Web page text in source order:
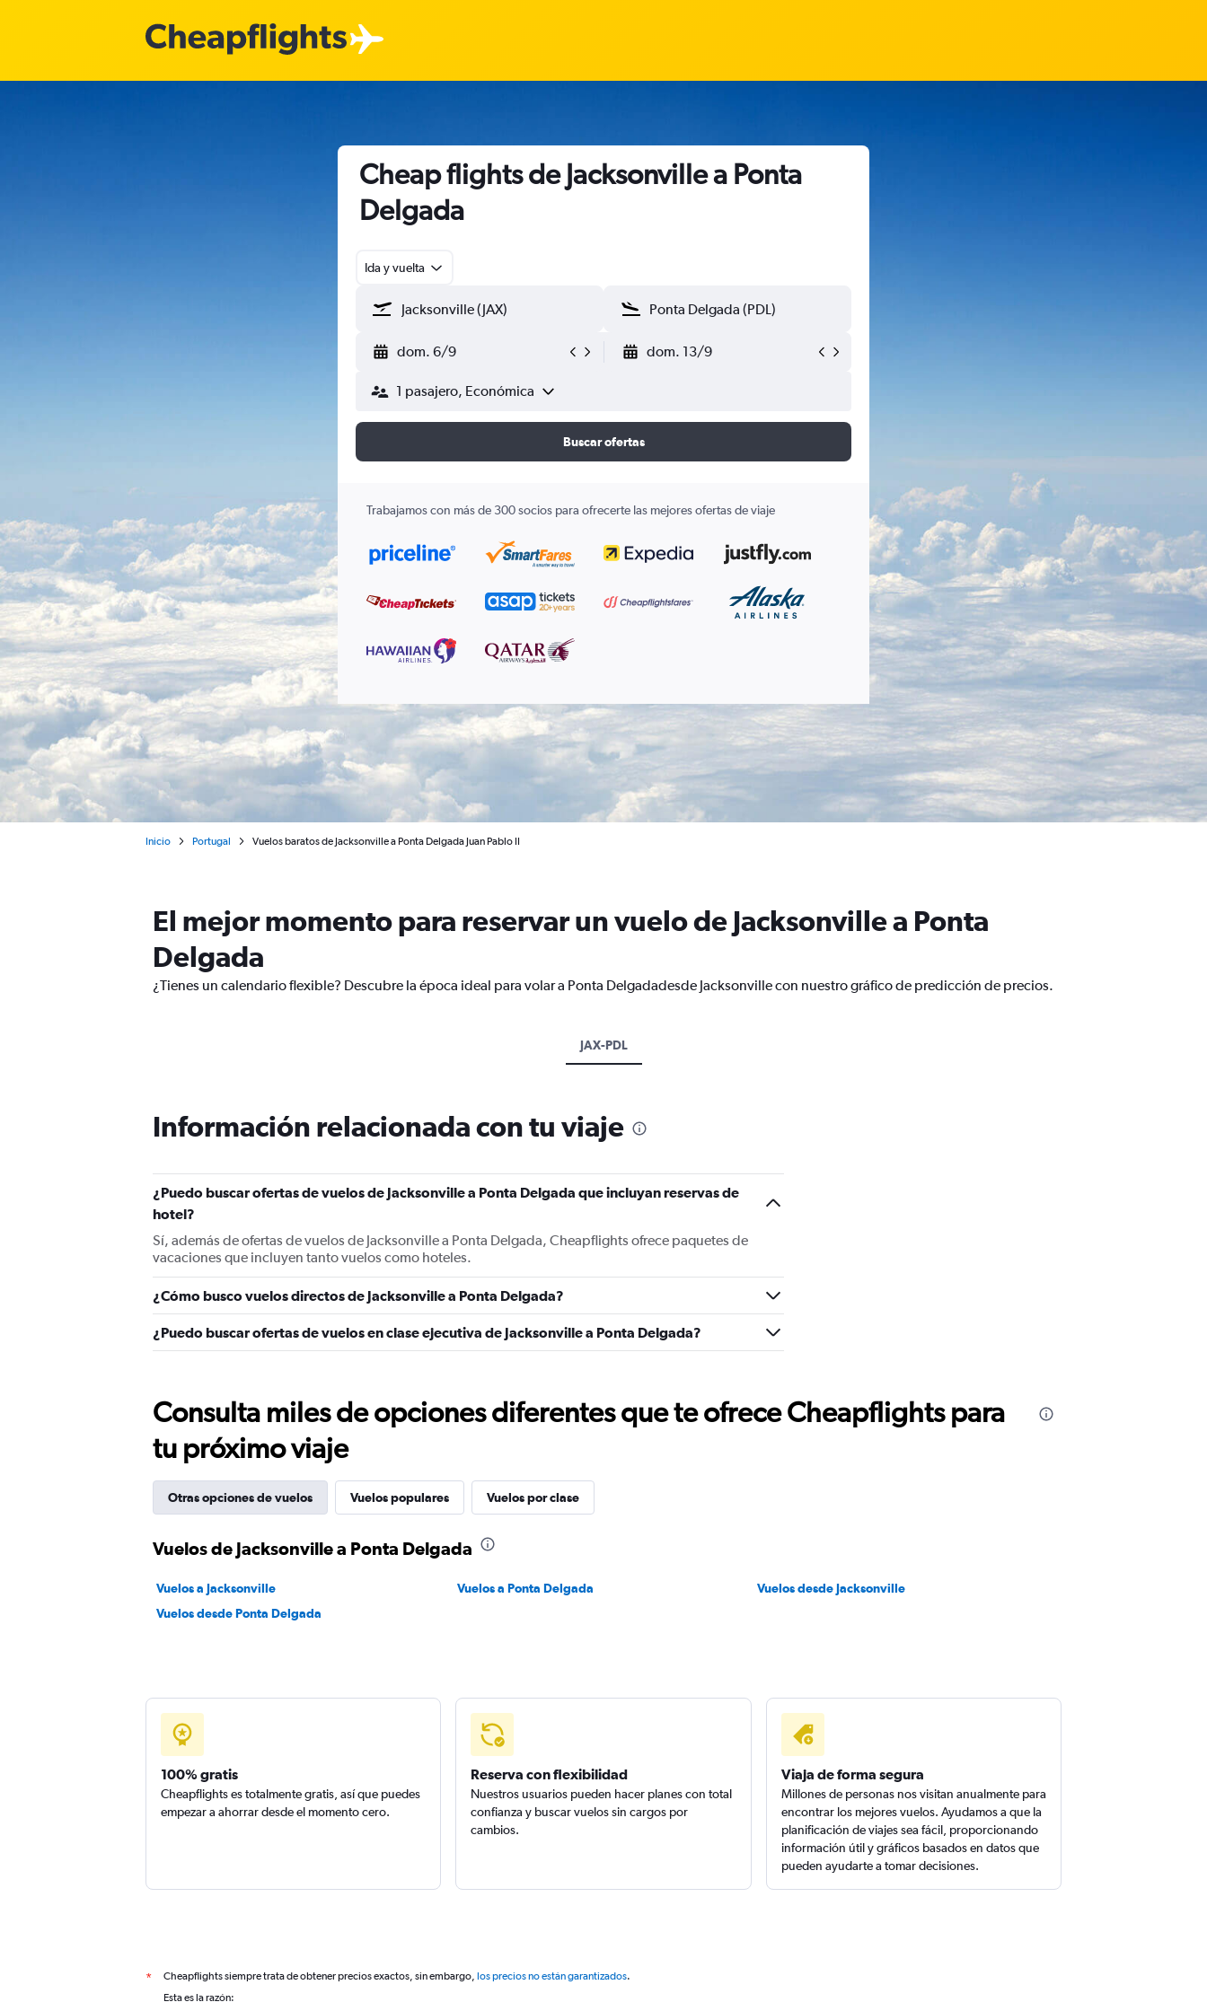
Cheap flights de Jacksonville a Ponta
Delgada
Ida y vuelta
dom. 6/9 dom. 13/9
1 pasajero, Económica
Buscar ofertas
Trabajamos con más de 300 socios para ofrecerte las mejores ofertas de viaje
Inicio Portugal Vuelos baratos de Jacksonville a Ponta Delgada Juan Pablo II
El mejor momento para reservar un vuelo de Jacksonville a Ponta
Delgada
¿Tienes un calendario flexible? Descubre la época ideal para volar a Ponta Delgadadesde Jacksonville con nuestro gráfico de predicción de precios.
JAX-PDL
Información relacionada con tu viaje
¿Puedo buscar ofertas de vuelos de Jacksonville a Ponta Delgada que incluyan reservas de
hotel?
Sí, además de ofertas de vuelos de Jacksonville a Ponta Delgada, Cheapflights ofrece paquetes de
vacaciones que incluyen tanto vuelos como hoteles.
¿Cómo busco vuelos directos de Jacksonville a Ponta Delgada?
¿Puedo buscar ofertas de vuelos en clase ejecutiva de Jacksonville a Ponta Delgada?
Consulta miles de opciones diferentes que te ofrece Cheapflights para
tu próximo viaje
Otras opciones de vuelos Vuelos populares Vuelos por clase
Vuelos de Jacksonville a Ponta Delgada
Vuelos a Jacksonville Vuelos a Ponta Delgada
Vuelos desde Jacksonville
Vuelos desde Ponta Delgada
100% gratis
Cheapflights es totalmente gratis, así que puedes
empezar a ahorrar desde el momento cero.
Reserva con flexibilidad
Nuestros usuarios pueden hacer planes con total
confianza y buscar vuelos sin cargos por
cambios.
Viaja de forma segura
Millones de personas nos visitan anualmente para
encontrar los mejores vuelos. Ayudamos a que la
planificación de viajes sea fácil, proporcionando
información útil y gráficos basados en datos que
pueden ayudarte a tomar decisiones.
* Cheapflights siempre trata de obtener precios exactos, sin embargo, los precios no están garantizados.
Esta es la razón: